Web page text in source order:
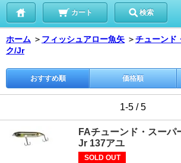
カート 検索
ホーム ＞ フィッシュアロー魚矢 ＞チューンド
ク/Jr
おすすめ順 価格順
1-5 / 5
FAチューンド・スーパ
Jr 137アユ
SOLD OUT